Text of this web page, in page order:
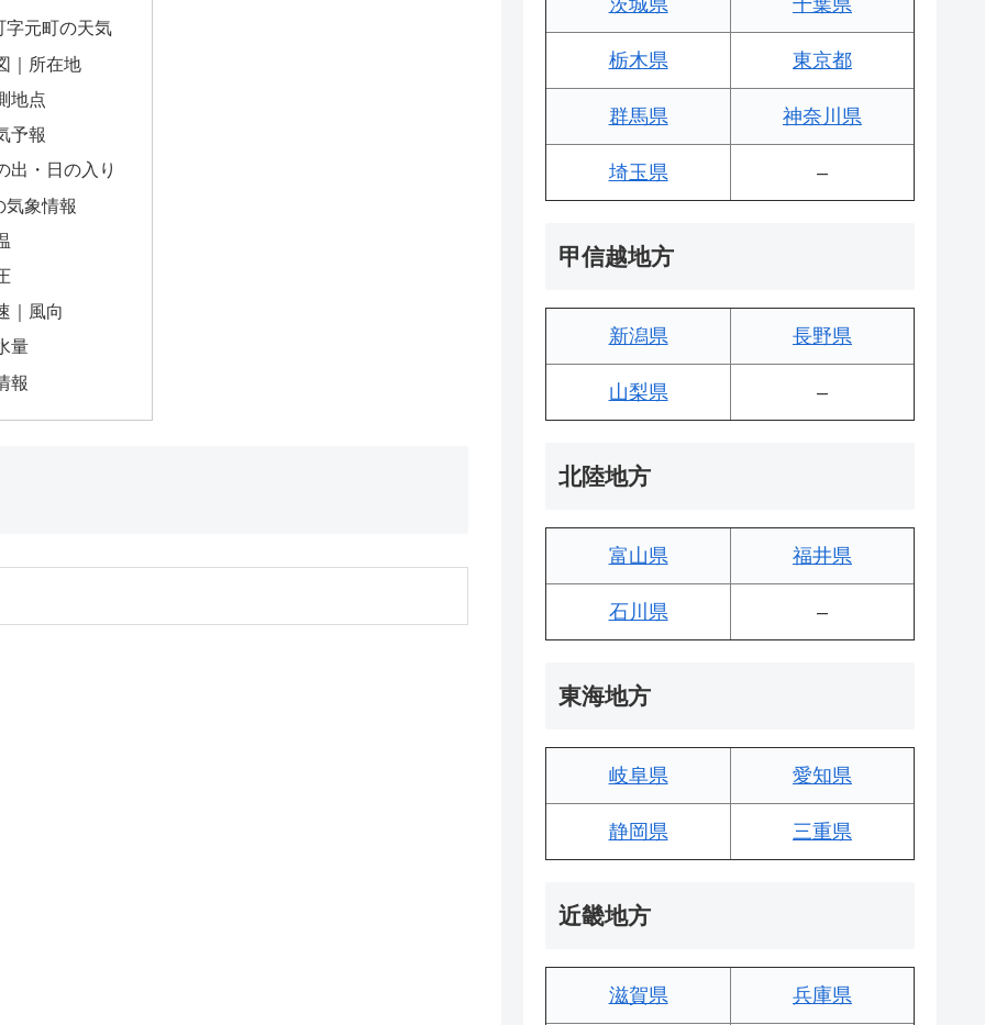
字元町の天気
｜所在地
地点
予報
出・日の入り
気象情報
｜風向
量
報
茨城県 千葉県
栃木県 東京都
群馬県 神奈川県
埼玉県 –
甲信越地方
新潟県 長野県
山梨県 –
北陸地方
富山県 福井県
石川県 –
東海地方
岐阜県 愛知県
静岡県 三重県
近畿地方
滋賀県 兵庫県